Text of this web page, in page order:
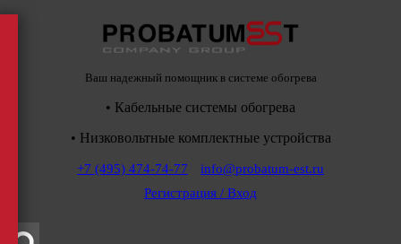
Ваш надежный помощник в системе обогрева
• Кабельные системы обогрева
• Низковольтные комплектные устройства
+7 (495) 474-74-77
info@probatum-est.ru
Регистрация / Вход